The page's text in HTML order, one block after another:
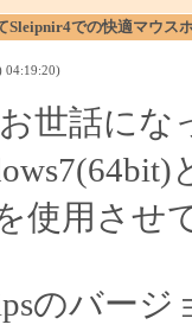
Sleipnir4での快適マウス
04:19:20)
世話にな
使用させ
のバージ